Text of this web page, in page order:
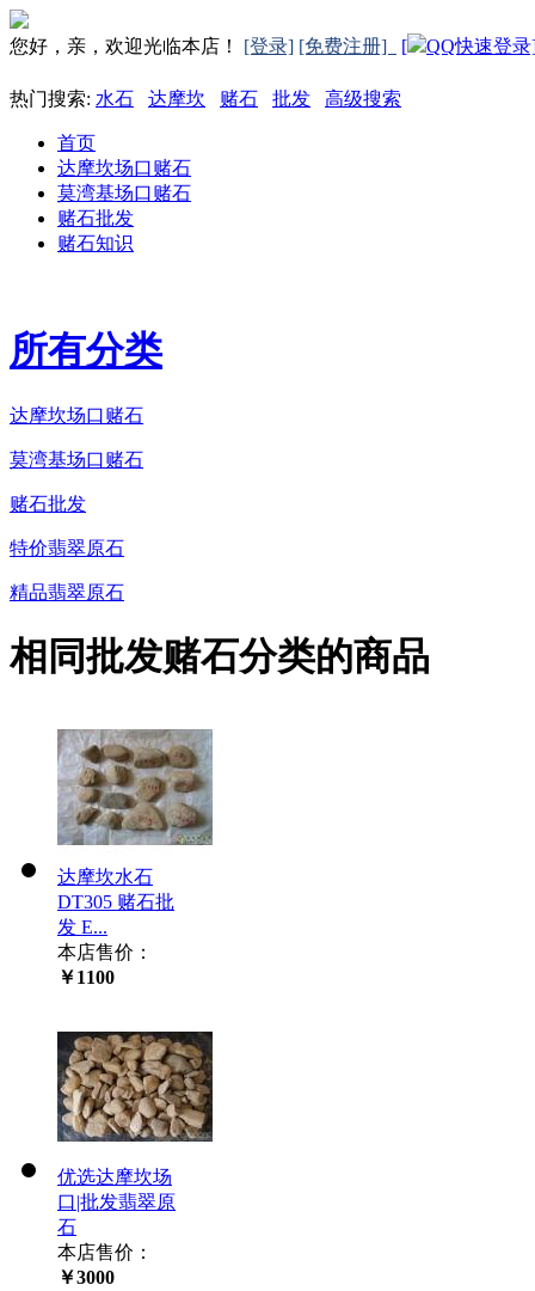
您好，亲，欢迎光临本店！ [登录] [免费注册] [ QQ快速登
热门搜索: 水石 达摩坎 赌石 批发 高级搜索
首页
达摩坎场口赌石
莫湾基场口赌石
赌石批发
赌石知识
所有分类
达摩坎场口赌石
莫湾基场口赌石
赌石批发
特价翡翠原石
精品翡翠原石
相同批发赌石分类的商品
达摩坎水石
DT305 赌石批
发 E...
本店售价：
￥1100
优选达摩坎场
口|批发翡翠原
石
本店售价：
￥3000